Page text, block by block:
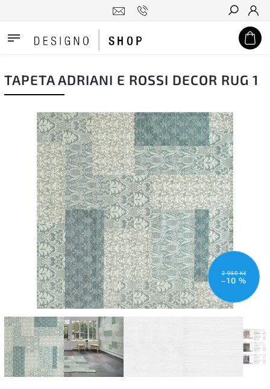
Hledat
TAPETA ADRIANI E ROSSI DECOR RUG 1
2 950 Kč
–10 %